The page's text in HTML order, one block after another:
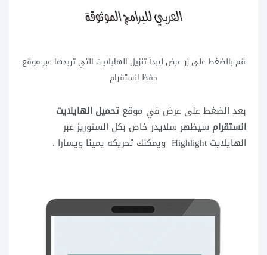
قم بالضغط على زر عرض ليبدأ تنزيل الهايلايت التي تريدها عبر موقع
حفظ انستقرام
بعد الضغط على عرض في موقع تحميل الهايلايت
انستقرام سيظهر سلايدر خاص بكل الستوريز عبر
الهايلايت Highlight ويمكنك تحريكه يمينا ويسارا .